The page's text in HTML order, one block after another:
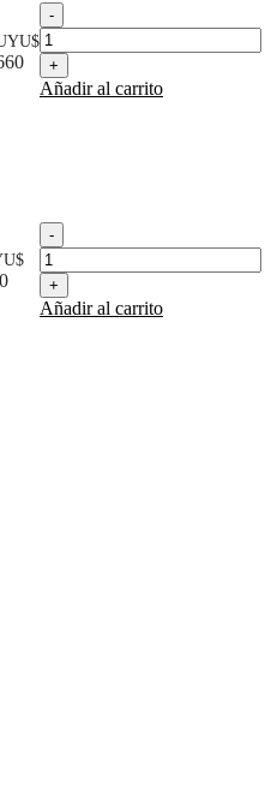
Escritorio
Portátil
Plegable
cantidad
Añadir al carrito
Teclado
USB
cantidad
Añadir al carrito